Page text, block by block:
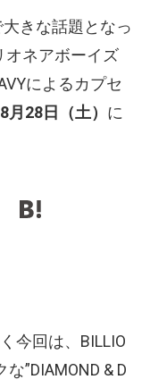
きな話題となっ
オネアボーイズ
によるカプセ
8月28日（土） に
今回は、BILLIO
”DIAMOND & D